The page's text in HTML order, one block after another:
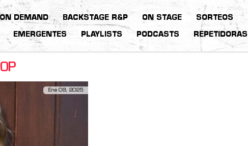
DEMAND BACKSTAGE R&P ON STAGE SORTEOS
EMERGENTES PLAYLISTS PODCASTS REPETIDORAS
Ene 09, 2025